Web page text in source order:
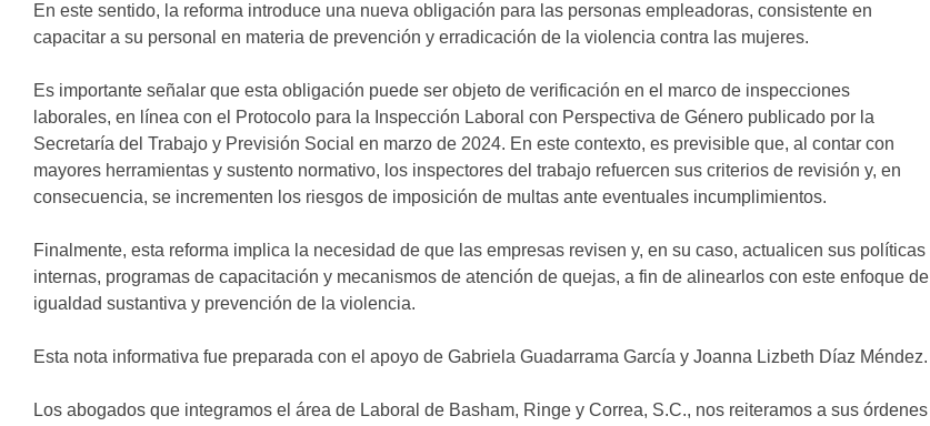
En este sentido, la reforma introduce una nueva obligación para las personas empleadoras, consistente en
capacitar a su personal en materia de prevención y erradicación de la violencia contra las mujeres.
Es importante señalar que esta obligación puede ser objeto de verificación en el marco de inspecciones
laborales, en línea con el Protocolo para la Inspección Laboral con Perspectiva de Género publicado por la
Secretaría del Trabajo y Previsión Social en marzo de 2024. En este contexto, es previsible que, al contar con
mayores herramientas y sustento normativo, los inspectores del trabajo refuercen sus criterios de revisión y, en
consecuencia, se incrementen los riesgos de imposición de multas ante eventuales incumplimientos.
Finalmente, esta reforma implica la necesidad de que las empresas revisen y, en su caso, actualicen sus políticas
internas, programas de capacitación y mecanismos de atención de quejas, a fin de alinearlos con este enfoque de
igualdad sustantiva y prevención de la violencia.
Esta nota informativa fue preparada con el apoyo de Gabriela Guadarrama García y Joanna Lizbeth Díaz Méndez.
Los abogados que integramos el área de Laboral de Basham, Ringe y Correa, S.C., nos reiteramos a sus órdenes